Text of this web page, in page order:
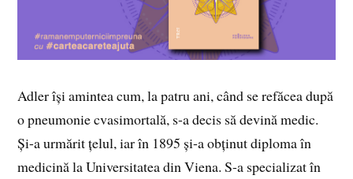
Adler își amintea cum, la patru ani, când se refăcea după
o pneumonie cvasimortală, s-a decis să devină medic.
Și-a urmărit țelul, iar în 1895 și-a obținut diploma în
medicină la Universitatea din Viena. S-a specializat în